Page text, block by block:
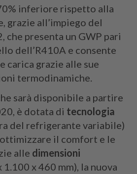
inferiore rispetto alla
grazie all’impiego del
che presenta un GWP pari
dell’R410A e consente
carica grazie alle sue
termodinamiche.
sarà disponibile a partire
è dotata di tecnologia
del refrigerante variabile)
il comfort e le
alle dimensioni
1.100 x 460 mm), la nuova